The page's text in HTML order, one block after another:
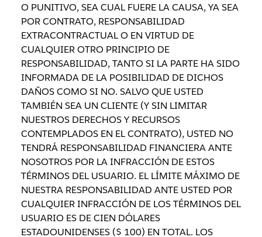
O PUNITIVO, SEA CUAL FUERE LA CAUSA, YA SEA
POR CONTRATO, RESPONSABILIDAD
EXTRACONTRACTUAL O EN VIRTUD DE
CUALQUIER OTRO PRINCIPIO DE
RESPONSABILIDAD, TANTO SI LA PARTE HA SIDO
INFORMADA DE LA POSIBILIDAD DE DICHOS
DAÑOS COMO SI NO. SALVO QUE USTED
TAMBIÉN SEA UN CLIENTE (Y SIN LIMITAR
NUESTROS DERECHOS Y RECURSOS
CONTEMPLADOS EN EL CONTRATO), USTED NO
TENDRÁ RESPONSABILIDAD FINANCIERA ANTE
NOSOTROS POR LA INFRACCIÓN DE ESTOS
TÉRMINOS DEL USUARIO. EL LÍMITE MÁXIMO DE
NUESTRA RESPONSABILIDAD ANTE USTED POR
CUALQUIER INFRACCIÓN DE LOS TÉRMINOS DEL
USUARIO ES DE CIEN DÓLARES
ESTADOUNIDENSES ($ 100) EN TOTAL. LOS